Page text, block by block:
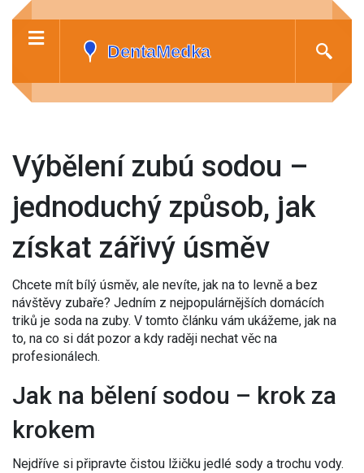
Výbělení zubú sodou –
jednoduchý způsob, jak
získat zářivý úsměv
Chcete mít bílý úsměv, ale nevíte, jak na to levně a bez
návštěvy zubaře? Jedním z nejpopulárnějších domácích
triků je soda na zuby. V tomto článku vám ukážeme, jak na
to, na co si dát pozor a kdy raději nechat věc na
profesionálech.
Jak na bělení sodou – krok za
krokem
Nejdříve si připravte čistou lžičku jedlé sody a trochu vody.